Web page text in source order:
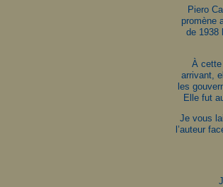
Piero
promène
de 1938
À cette
arrivant,
les
Elle fut
Je vous
l’auteur